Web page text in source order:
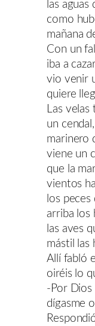
las aguas
como
mañana
Con un
iba a
vio venir
quiere
Las velas
un cendal,
marinero
viene un
que la
vientos
los
arriba los
las aves
mástil las
Allí fabló
oiréis lo
-Por Dios
dígasme